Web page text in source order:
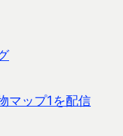
マップ1を配信